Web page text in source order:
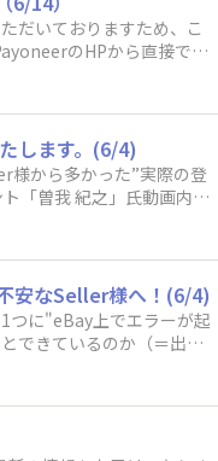
ズしようとしている方・
方は、各自のManaged Pa
）Managed Paymentsの
２）新規でアカウントを
ントを接続する際に発生
願い致します。＜Payone
ください。2）パスポート
認しております。氏名は2
い。※漢字1文字の苗
ります。法人名は英語で、
3: 登録中のクレジット
れていることを確認して
げます。なお、下記①、
すが、セラーポータルの
Paymentsの再度登録を
を変えた正しい状態に修
だいておりますため、こ
のHPから直接では
アカウント開設をされた
から直接開設中
ができないという誤った
様によっては登録期日が
中完了かどうかに関係な
します。・Managed Pay
ていないSeller様は対象
かと思いますので詳細を
なSeller様→Payoneerア
。Payoneer上で本人確
ください。２．（Payone
様→ログイン後、Sell
アカウント開設作業を進
ジ等から（＝Managed P
のアカウント開設
します。(6/4)
様から多かった”実際の登
「曽我 紀之」氏動画内で
も皆様に有益な情報を提
安なSeller様へ！(6/4)
つに"eBay上でエラーが起
できているのか（＝出品
？というものです。これ
ルを受信したかどうかは
ます。＜上記①のステッ
が表示されていれば上記